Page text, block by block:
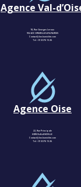
Agence Val-
18, Rue Georges Leroux
95240 CORMEILLES-EN-PARISIS
Contact@km-humidite.com
Tel :01 30 76 13 26
Agence Oise
22, Rue Principale
60850 LALANDELLE
Contact@km-humidite.com
Tel :01 30 76 13 26